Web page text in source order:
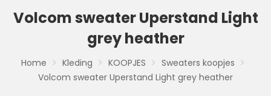
Volcom sweater Uperstand Light
grey heather
Home Kleding KOOPJES
Sweaters koopjes
Volcom sweater Uperstand Light grey heather